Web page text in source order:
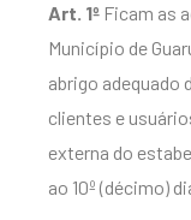
Art. 1º Ficam as
Município de
abrigo adequado
clientes e
externa do
ao 10º (décimo)